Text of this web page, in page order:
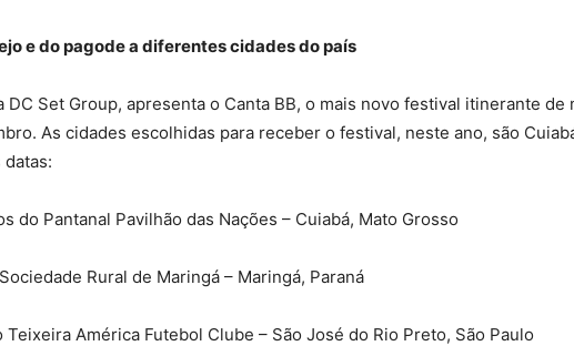
e do pagode a diferentes cidades do país
Set Group, apresenta o Canta BB, o mais novo festival itinerante
As cidades escolhidas para receber o festival, neste ano, são
datas:
do Pantanal Pavilhão das Nações – Cuiabá, Mato Grosso
Rural de Maringá – Maringá, Paraná
América Futebol Clube – São José do Rio Preto, São Paulo